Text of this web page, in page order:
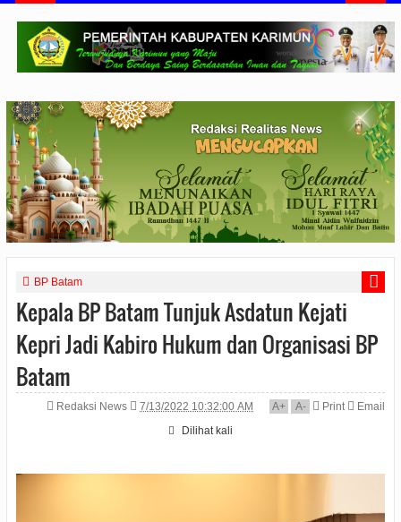
BP Batam
Kepala BP Batam Tunjuk Asdatun Kejati
Kepri Jadi Kabiro Hukum dan Organisasi BP
Batam
Redaksi News 7/13/2022 10:32:00 AM A+ A- Print
Email
Dilihat kali